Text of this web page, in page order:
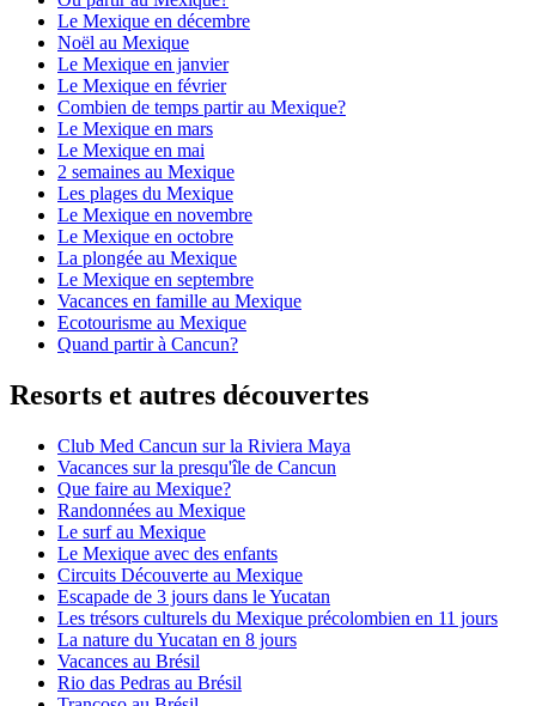
Le Mexique en décembre
Noël au Mexique
Le Mexique en janvier
Le Mexique en février
Combien de temps partir au Mexique?
Le Mexique en mars
Le Mexique en mai
2 semaines au Mexique
Les plages du Mexique
Le Mexique en novembre
Le Mexique en octobre
La plongée au Mexique
Le Mexique en septembre
Vacances en famille au Mexique
Ecotourisme au Mexique
Quand partir à Cancun?
Resorts et autres découvertes
Club Med Cancun sur la Riviera Maya
Vacances sur la presqu'île de Cancun
Que faire au Mexique?
Randonnées au Mexique
Le surf au Mexique
Le Mexique avec des enfants
Circuits Découverte au Mexique
Escapade de 3 jours dans le Yucatan
Les trésors culturels du Mexique précolombien en 11 jours
La nature du Yucatan en 8 jours
Vacances au Brésil
Rio das Pedras au Brésil